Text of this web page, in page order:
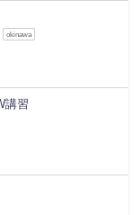
okinawa
講習